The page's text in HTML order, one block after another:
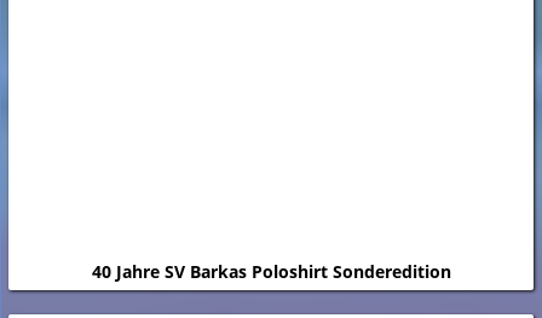
40 Jahre SV Barkas Poloshirt Sonderedition